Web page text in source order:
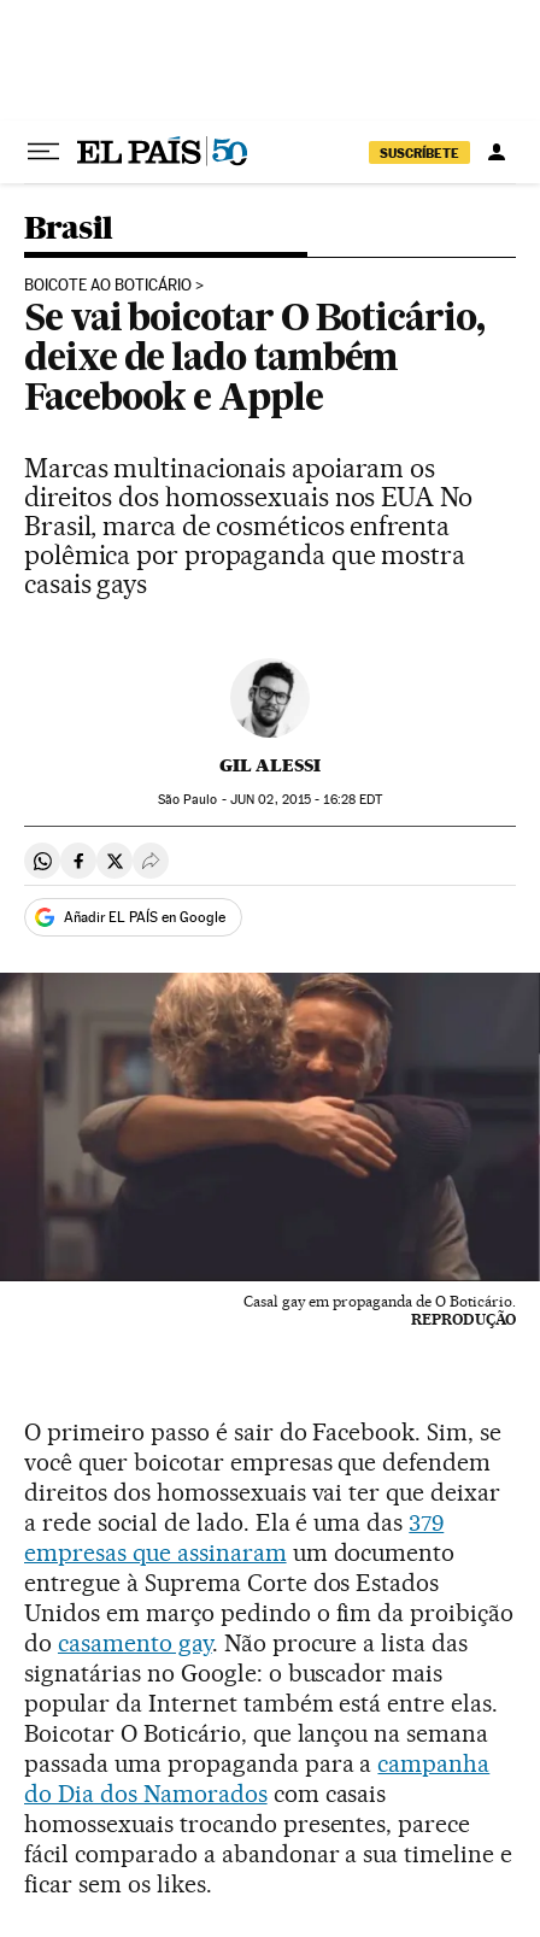
SUSCRÍBETE
Brasil
BOICOTE AO BOTICÁRIO
Se vai boicotar O Boticário,
deixe de lado também
Facebook e Apple
Marcas multinacionais apoiaram os
direitos dos homossexuais nos EUA No
Brasil, marca de cosméticos enfrenta
polêmica por propaganda que mostra
casais gays
GIL ALESSI
São Paulo - JUN 02, 2015 - 16:28EDT
Compartir en Whatsapp
Compartir en Facebook
Compartir en Twitter
Desplegar Redes Sociales
Añadir EL PAÍS en Google
Casal gay em propaganda de O Boticário.
REPRODUÇÃO
O primeiro passo é sair do Facebook. Sim, se
você quer boicotar empresas que defendem
direitos dos homossexuais vai ter que deixar
a rede social de lado. Ela é uma das 379
empresas que assinaramum documento
entregue à Suprema Corte dos Estados
Unidos em março pedindo o fim da proibição
do casamento gay. Não procure a lista das
signatárias no Google: o buscador mais
popular da Internet também está entre elas.
Boicotar O Boticário, que lançou na semana
passada uma propaganda para acampanha
do Dia dos Namoradoscom casais
homossexuais trocando presentes, parece
fácil comparado a abandonar a sua timeline e
ficar sem os likes.